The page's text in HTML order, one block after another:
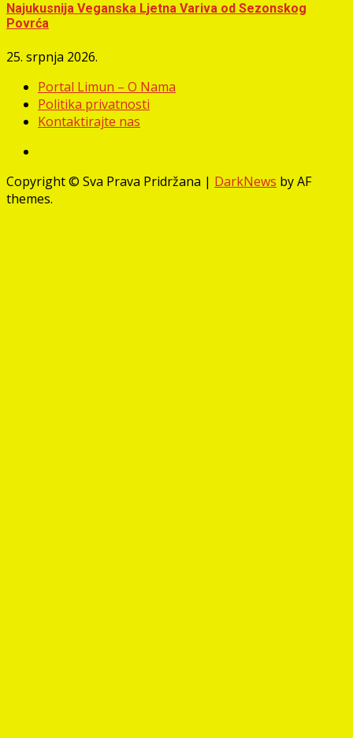
Najukusnija Veganska Ljetna Variva od Sezonskog
Povrća
25. srpnja 2026.
Portal Limun – O Nama
Politika privatnosti
Kontaktirajte nas
Copyright © Sva Prava Pridržana | DarkNews by AF
themes.